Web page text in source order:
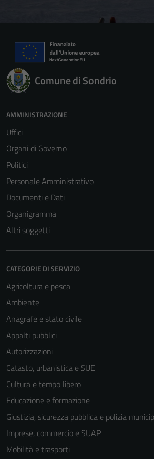
Comune di Sondrio
AMMINISTRAZIONE
Uffici
Organi di Governo
Politici
Personale Amministrativo
Documenti e Dati
Organigramma
Altri soggetti
CATEGORIE DI SERVIZIO
Agricoltura e pesca
Ambiente
Anagrafe e stato civile
Appalti pubblici
Autorizzazioni
Catasto, urbanistica e SUE
Cultura e tempo libero
Educazione e formazione
Giustizia, sicurezza pubblica e polizia
Imprese, commercio e SUAP
Mobilità e trasporti